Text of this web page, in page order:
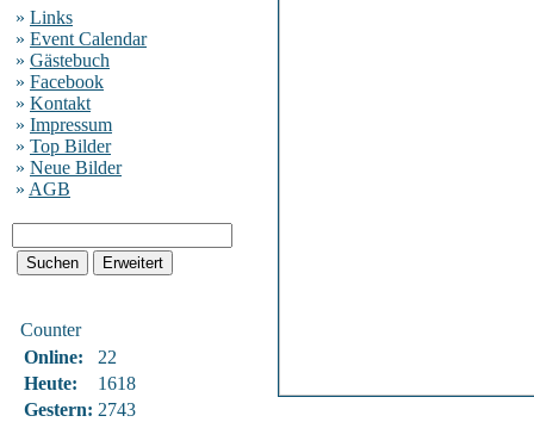
» Links
» Event Calendar
» Gästebuch
» Facebook
» Kontakt
» Impressum
» Top Bilder
» Neue Bilder
» AGB
Counter
Online:
22
Heute:
1618
Gestern: 2743